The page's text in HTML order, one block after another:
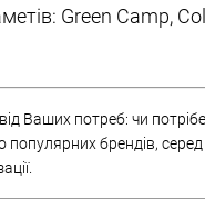
Green Camp,
Ваших потреб: чи
популярних брендів,